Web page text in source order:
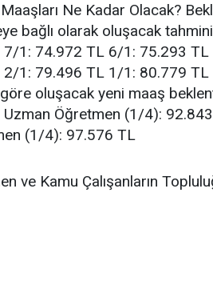
Ne Kadar Olacak?
bağlı olarak oluşacak
7/1: 74.972 TL 6/1: 75.293
1: 79.496 TL 1/1: 80.779 TL
oluşacak yeni maaş
Öğretmen (1/4):
(1/4): 97.576 TL
ve Kamu Çalışanların